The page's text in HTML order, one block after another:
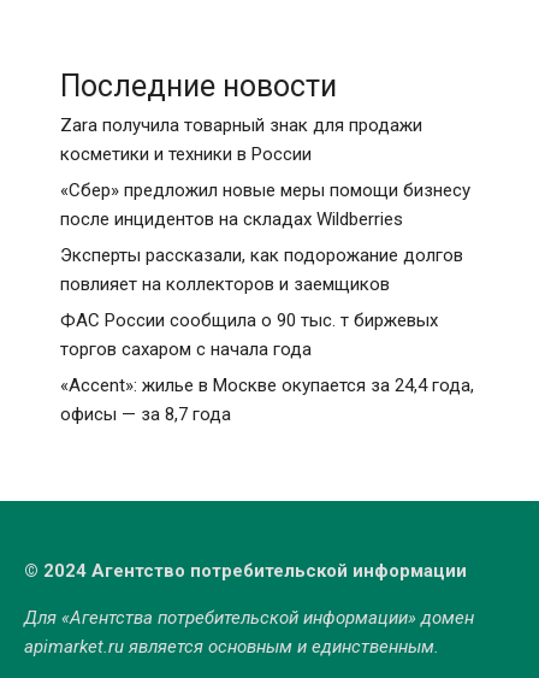
Последние новости
Zara получила товарный знак для продажи
косметики и техники в России
«Сбер» предложил новые меры помощи бизнесу
после инцидентов на складах Wildberries
Эксперты рассказали, как подорожание долгов
повлияет на коллекторов и заемщиков
ФАС России сообщила о 90 тыс. т биржевых
торгов сахаром с начала года
«Accent»: жилье в Москве окупается за 24,4 года,
офисы — за 8,7 года
© 2024 Агентство потребительской информации
Для «Агентства потребительской информации» домен
apimarket.ruявляется основным и единственным.